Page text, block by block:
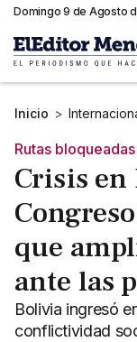
Domingo 9 de Agosto
Inicio >
Rutas
Crisis
que
ante las
Bolivia ingresó
conflictividad